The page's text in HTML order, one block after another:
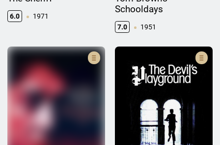
6.0 1971
Schooldays
7.0 1951